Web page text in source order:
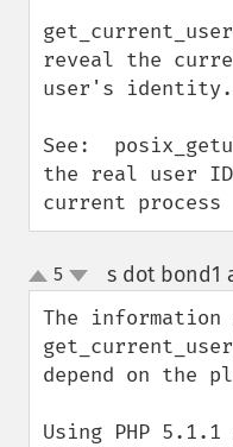
reveal the
user's identity.
See:
the real user
current process
up
down
5 s dot bond1
The information
depend on the
Using PHP